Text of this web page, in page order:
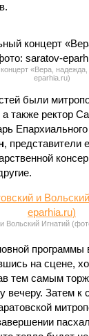
«Вера,
eparhia.ru)
были
а также ректор
, представители
Вольский Игнатий
программы
на сцене,
тем самым
вечеру. Затем к